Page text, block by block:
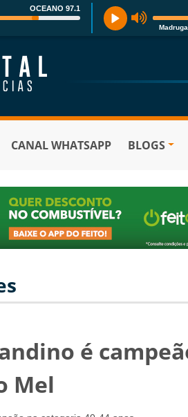
OCEANO 97.1
CANAL WHATSAPP BLOGS
é
Mel